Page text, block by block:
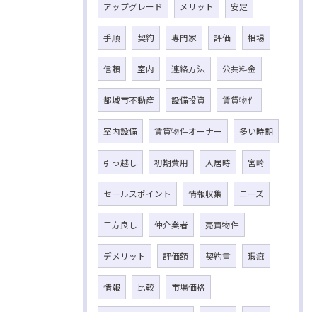
アップグレード メリット 安定
手順 契約 専門家 評価 相場
信頼 室内 連絡方法 公共料金
都城市不動産 設備投資 賃貸物件
室内設備 賃貸物件オーナー 多い時期
引っ越し 初期費用 入居時 宮崎
セールスポイント 情報収集 ニーズ
三方良し 仲介業者 売買物件
デメリット 評価額 契約書 瑕疵
情報 比較 市場価格